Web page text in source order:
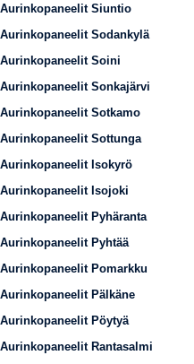
Aurinkopaneelit Siuntio
Aurinkopaneelit Sodankylä
Aurinkopaneelit Soini
Aurinkopaneelit Sonkajärvi
Aurinkopaneelit Sotkamo
Aurinkopaneelit Sottunga
Aurinkopaneelit Isokyrö
Aurinkopaneelit Isojoki
Aurinkopaneelit Pyhäranta
Aurinkopaneelit Pyhtää
Aurinkopaneelit Pomarkku
Aurinkopaneelit Pälkäne
Aurinkopaneelit Pöytyä
Aurinkopaneelit Rantasalmi